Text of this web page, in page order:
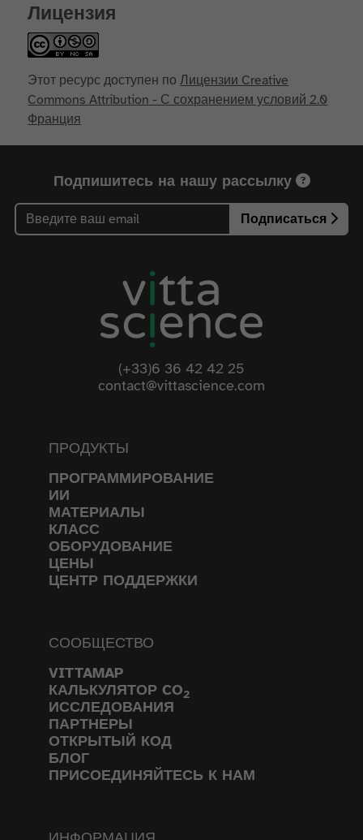
Лицензия
Этот ресурс доступен поЛицензии Creative
Commons Attribution - С сохранением условий 2.0
Франция
Подпишитесь на нашу рассылку
Подписаться
(+33)6 36 42 42 25
contact@vittascience.com
ПРОДУКТЫ
ПРОГРАММИРОВАНИЕ
ИИ
МАТЕРИАЛЫ
КЛАСС
ОБОРУДОВАНИЕ
ЦЕНЫ
ЦЕНТР ПОДДЕРЖКИ
СООБЩЕСТВО
VITTAMAP
КАЛЬКУЛЯТОР CO2
ИССЛЕДОВАНИЯ
ПАРТНЕРЫ
ОТКРЫТЫЙ КОД
БЛОГ
ПРИСОЕДИНЯЙТЕСЬ К НАМ